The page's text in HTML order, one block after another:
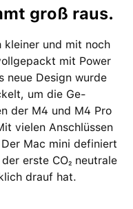
groß raus.
kleiner und mit noch
mit Power
neue Design wurde
um die Ge­
der M4 und M4 Pro
vielen Anschlüssen
Mac mini definiert
erste CO₂ neutrale
drauf hat.